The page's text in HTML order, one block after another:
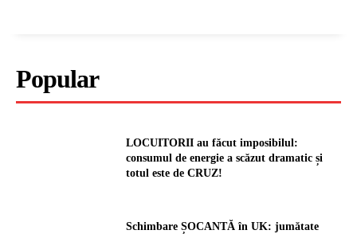
Popular
LOCUITORII au făcut imposibilul:
consumul de energie a scăzut dramatic și
totul este de CRUZ!
Schimbare ȘOCANTĂ în UK: jumătate